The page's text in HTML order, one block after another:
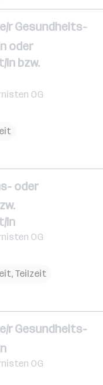
r Gesundheits-
oder
bzw.
OG
oder
in
OG
Teilzeit
r Gesundheits-
OG